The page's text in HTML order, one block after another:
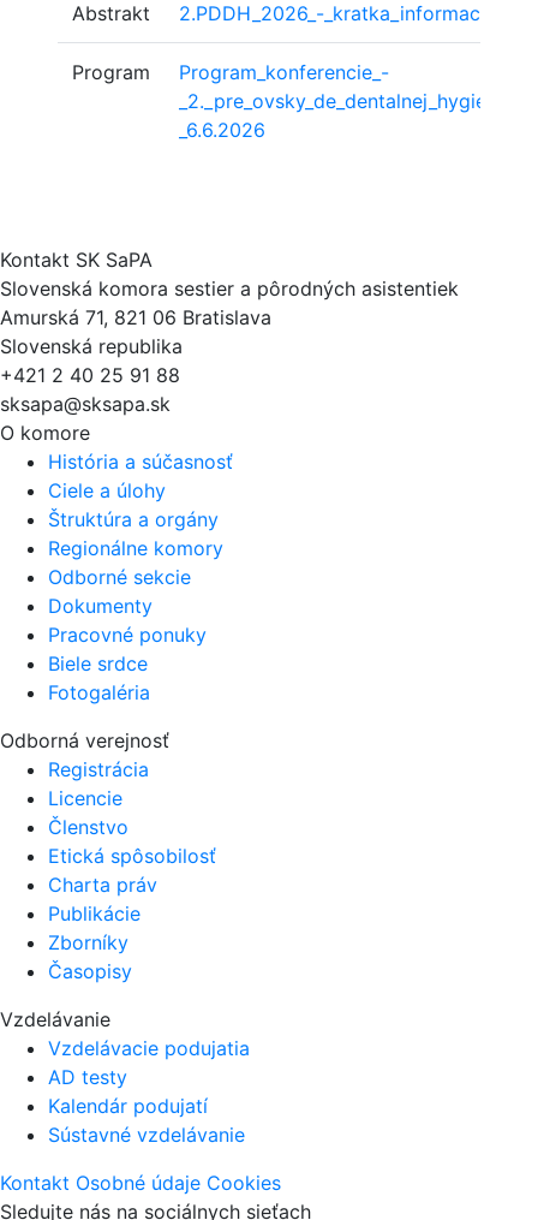
Abstrakt 2.PDDH_2026_-_kratka_informacia
Program
Program_konferencie_-
_2._pre_ovsky_de_dentalnej_hygieny_-
_6.6.2026
Kontakt SK SaPA
Slovenská komora sestier a pôrodných asistentiek
Amurská 71, 821 06 Bratislava
Slovenská republika
+421 2 40 25 91 88
sksapa@sksapa.sk
O komore
História a súčasnosť
Ciele a úlohy
Štruktúra a orgány
Regionálne komory
Odborné sekcie
Dokumenty
Pracovné ponuky
Biele srdce
Fotogaléria
Odborná verejnosť
Registrácia
Licencie
Členstvo
Etická spôsobilosť
Charta práv
Publikácie
Zborníky
Časopisy
Vzdelávanie
Vzdelávacie podujatia
AD testy
Kalendár podujatí
Sústavné vzdelávanie
Kontakt Osobné údaje Cookies
Sledujte nás na sociálnych sieťach